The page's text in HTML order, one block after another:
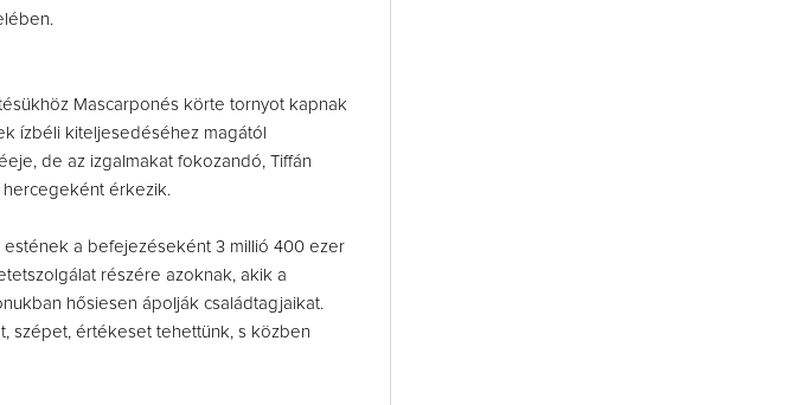
Mascarponés körte tornyot kapnak
ízbéli kiteljesedéséhez magától
de az izgalmakat fokozandó, Tiffán
érkezik.
estének a befejezéseként 3 millió 400 ezer
részére azoknak, akik a
hősiesen ápolják családtagjaikat.
szépet, értékeset tehettünk, s közben